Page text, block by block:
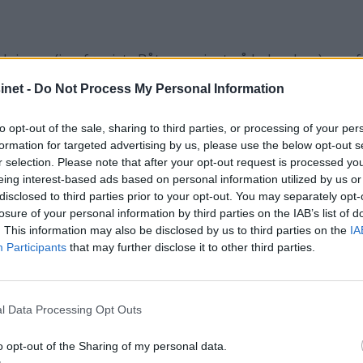
- Do Not Process My Personal Information
opt-out of the sale, sharing to third parties, or processing of your
for targeted advertising by us, please use the below opt-out
selection. Please note that after your opt-out request is processed
interest-based ads based on personal information utilized by us
to third parties prior to your opt-out. You may separately
of your personal information by third parties on the IAB’s list of
This information may also be disclosed by us to third parties on the
Participants that may further disclose it to other third parties.
Data Processing Opt Outs
opt-out of the Sharing of my personal data.
(jamfør siste Båtmagasinet på lederplass)
for tjenester slik som "byråkratene" nå gjør, har en
av meg som arbeider i Kystverket melder om 60%
ca 1 time i norsk farvann da vi kjørte oss opp
av en stake. Men men....